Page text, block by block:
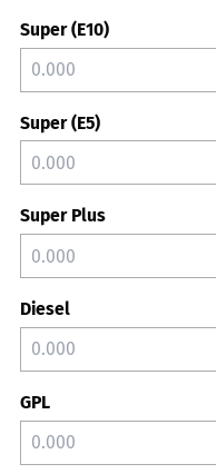
Super (E10)
Super (E5)
Super Plus
Diesel
GPL